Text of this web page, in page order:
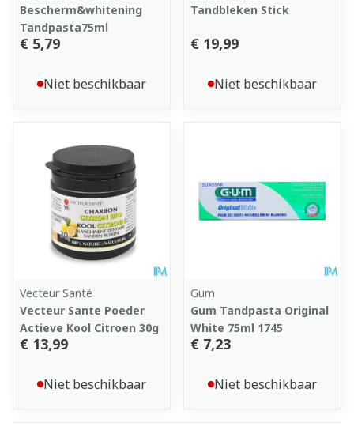
Bescherm&whitening
Tandpasta75ml
€ 5,79
Niet beschikbaar
Tandbleken Stick
€ 19,99
Niet beschikbaar
Vecteur Santé
Vecteur Sante Poeder
Actieve Kool Citroen 30g
€ 13,99
Niet beschikbaar
Gum
Gum Tandpasta Original
White 75ml 1745
€ 7,23
Niet beschikbaar